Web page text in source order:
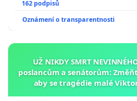
162 podpisů
Oznámení o transparentnosti
UŽ NIKDY SMRT
poslancům a senátorům:
aby se tragédie malé